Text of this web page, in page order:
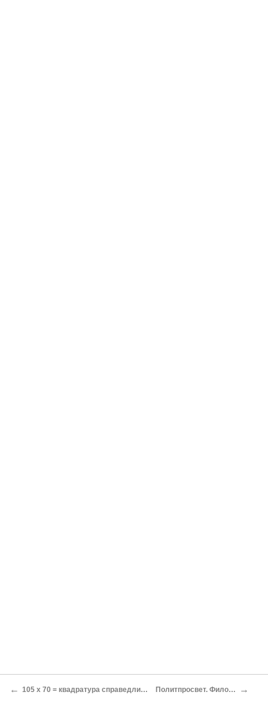
← 105 х 70 = квадратура справедливости. Философский комментарий Политпросвет. Философский комментарий →